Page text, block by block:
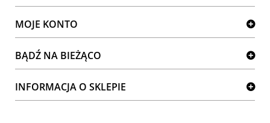
MOJE KONTO
BĄDŹ NA BIEŻĄCO
INFORMACJA O SKLEPIE